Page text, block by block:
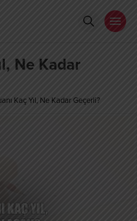
Ne Kadar
Kaç Yıl, Ne Kadar Geçerli?